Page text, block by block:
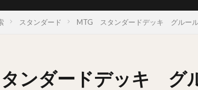
スタンダード MTG スタンダードデッキ グルー
ンダードデッキ グ